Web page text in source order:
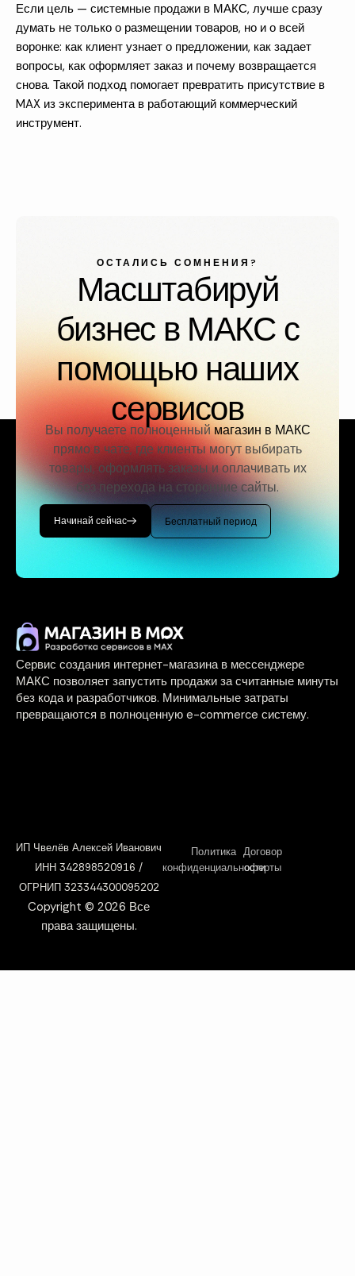
Если цель — системные продажи в МАКС, лучше сразу
думать не только о размещении товаров, но и о всей
воронке: как клиент узнает о предложении, как задает
вопросы, как оформляет заказ и почему возвращается
снова. Такой подход помогает превратить присутствие в
MAX из эксперимента в работающий коммерческий
инструмент.
ОСТАЛИСЬ СОМНЕНИЯ?
Масштабируй
бизнес в МАКС с
помощью наших
сервисов
Вы получаете полноценныймагазин в МАКС
прямо в чате, где клиенты могут выбирать
товары, оформлять заказы и оплачивать их
без перехода на сторонние сайты.
Начинай сейчас Бесплатный период
Сервис создания интернет-магазина в мессенджере
МАКС позволяет запустить продажи за считанные минуты
без кода и разработчиков. Минимальные затраты
превращаются в полноценную e-commerce систему.
ИП Чвелёв Алексей Иванович
ИНН 342898520916 /
ОГРНИП 323344300095202
Copyright © 2026 Все
права защищены.
Политика
конфиденциальности
Договор
оферты